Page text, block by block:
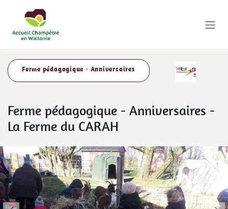
Ferme pédagogique - Anniversaires
Ferme pédagogique - Anniversaires -
La Ferme du CARAH